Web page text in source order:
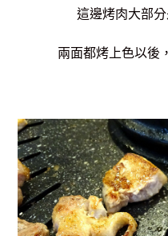
這邊烤肉大部
兩面都烤上色以後